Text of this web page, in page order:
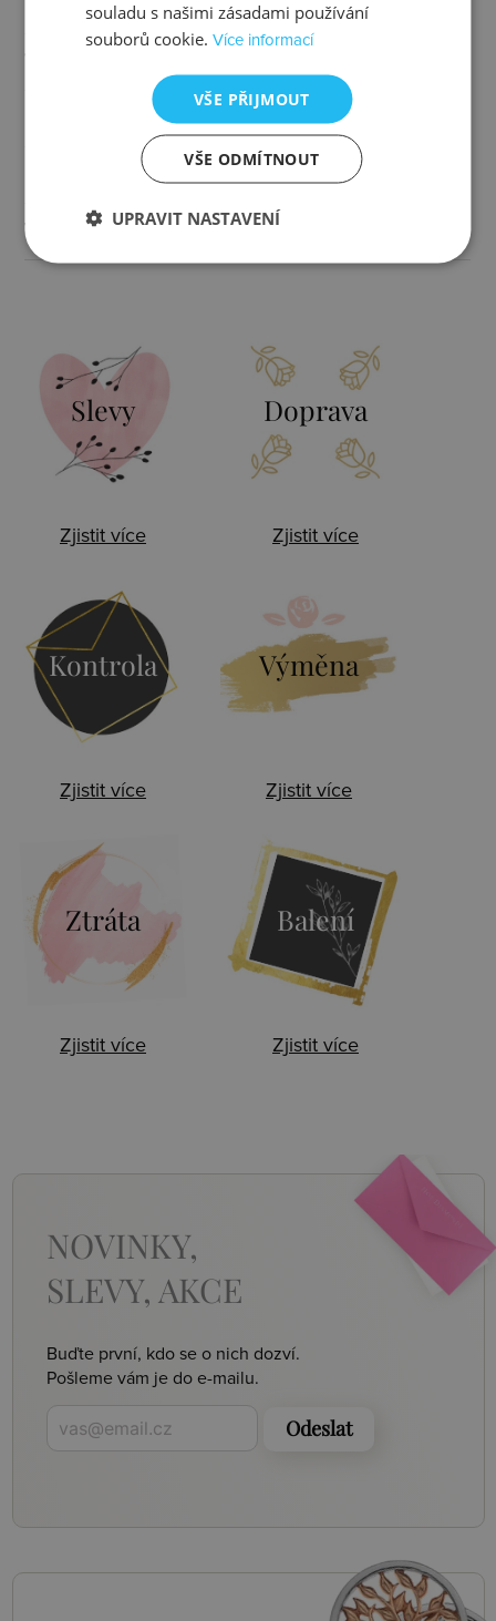
Určen pro ženy
zlatá, čirá
7x7 mm
Váha 1,73 g
Slevy
Zjistit více
Doprava
Zjistit více
Kontrola
Zjistit více
Výměna
Zjistit více
Ztráta
Zjistit více
Balení
Zjistit více
NOVINKY,
SLEVY, AKCE
Buďte první, kdo se o nich dozví.
Pošleme vám je do e-mailu.
Odeslat
souladu s našimi zásadami používání
souborů cookie.Více informací
VŠE PŘIJMOUT
VŠE ODMÍTNOUT
UPRAVIT NASTAVENÍ